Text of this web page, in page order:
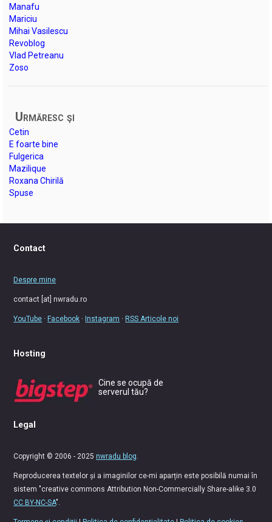
Manafu
Mariciu
Mihai Vasilescu
Revoblog
Vlad Petreanu
Zoso
Urmăresc şi
Cetin
E foarte bine
Fulgerica
Mazilique
Roxana Chirilă
Spuse
Contact
Despre mine
contact [at] nwradu.ro
YouTube ·Facebook ·Instagram ·RSS Articole noi
Hosting
Cine se ocupă de
serverul tău?
Legal
Copyright © 2006 - 2025nwradu blog.
Reproducerea textelor și a imaginilor ce-mi aparțin este posibilă numai în
sistem "creative commons Attribution Non-Commercially Share-alike 3.0
CC BY-NC-SA".